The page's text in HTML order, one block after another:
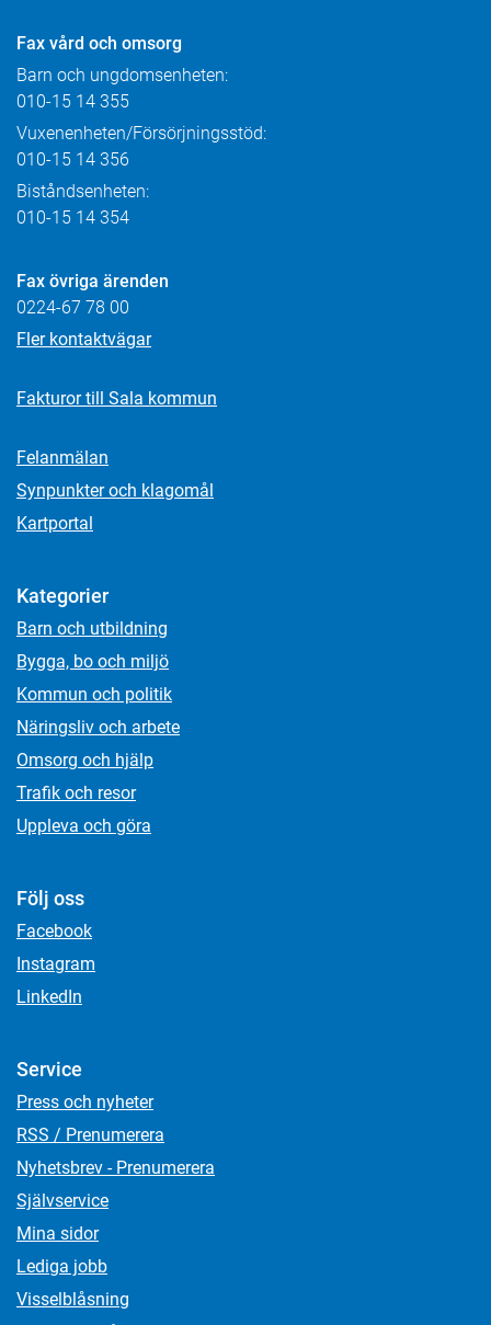
Fax vård och omsorg
Barn och ungdomsenheten:
010-15 14 355
Vuxenenheten/Försörjningsstöd:
010-15 14 356
Biståndsenheten:
010-15 14 354
Fax övriga ärenden
0224-67 78 00
Fler kontaktvägar
Fakturor till Sala kommun
Felanmälan
Synpunkter och klagomål
Kartportal
Kategorier
Barn och utbildning
Bygga, bo och miljö
Kommun och politik
Näringsliv och arbete
Omsorg och hjälp
Trafik och resor
Uppleva och göra
Följ oss
Facebook
Instagram
LinkedIn
Service
Press och nyheter
RSS / Prenumerera
Nyhetsbrev - Prenumerera
Självservice
Mina sidor
Lediga jobb
Visselblåsning